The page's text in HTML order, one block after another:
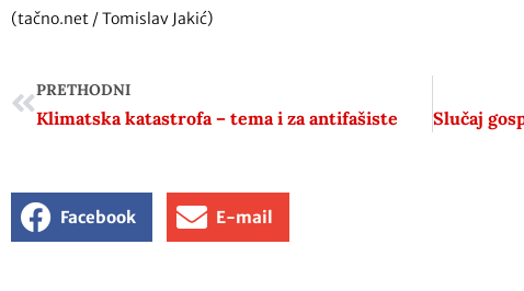
(tačno.net / Tomislav Jakić)
PRETHODNI
Klimatska katastrofa – tema i za antifašiste
Facebook E-mail